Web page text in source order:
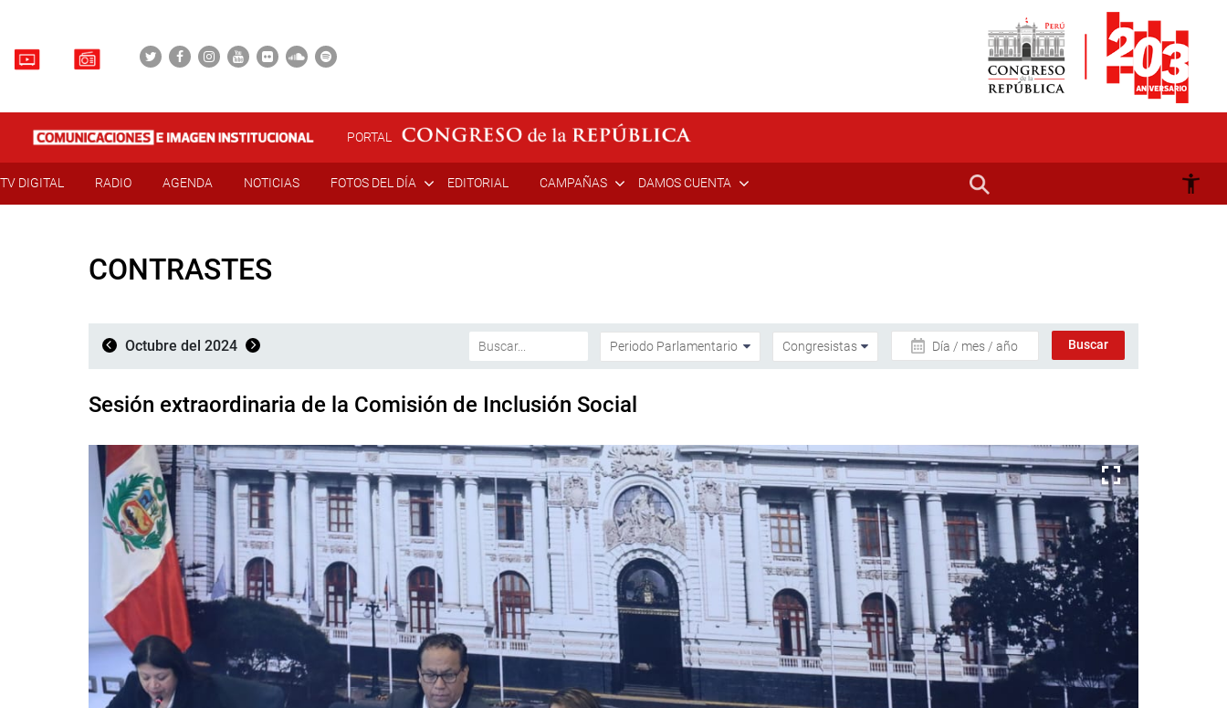
PORTAL
TV DIGITAL RADIO AGENDA NOTICIAS FOTOS DEL DÍA EDITORIAL CAMPAÑAS DAMOS CUENTA
CONTRASTES
Octubre del 2024 Día / mes / año
Sesión extraordinaria de la Comisión de Inclusión Social